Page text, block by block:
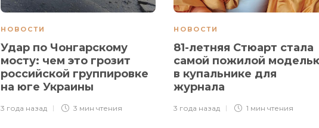
НОВОСТИ
Удар по Чонгарскому
мосту: чем это грозит
российской группировке
на юге Украины
3 года назад 3 мин чтения
НОВОСТИ
81-летняя Стюарт стала
самой пожилой
в купальнике для
журнала
3 года назад 1 мин чтения